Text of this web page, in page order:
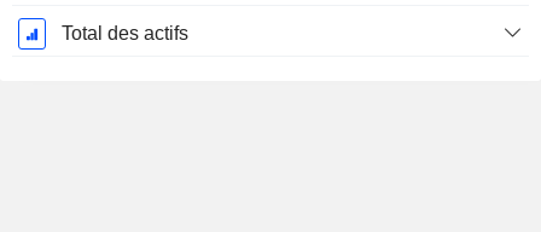
Total des actifs